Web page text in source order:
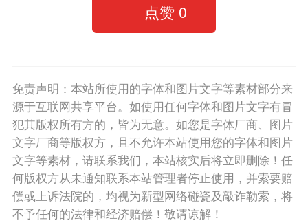
点赞 0
免责声明：本站所使用的字体和图片文字等素材部分来
源于互联网共享平台。如使用任何字体和图片文字有冒
犯其版权所有方的，皆为无意。如您是字体厂商、图片
文字厂商等版权方，且不允许本站使用您的字体和图片
文字等素材，请联系我们，本站核实后将立即删除！任
何版权方从未通知联系本站管理者停止使用，并索要赔
偿或上诉法院的，均视为新型网络碰瓷及敲诈勒索，将
不予任何的法律和经济赔偿！敬请谅解！